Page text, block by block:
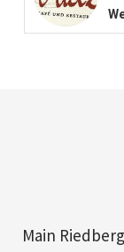
Main Riedberg